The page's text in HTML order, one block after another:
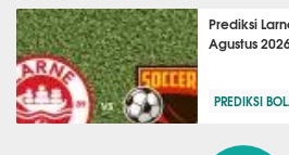
Prediksi
Agustus
PREDIKSI